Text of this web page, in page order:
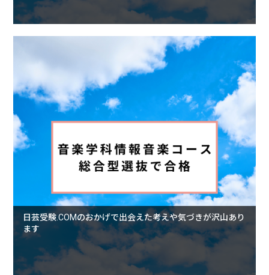
日芸受験.COMのおかげで出会えた考えや気づきが沢山あり
ます